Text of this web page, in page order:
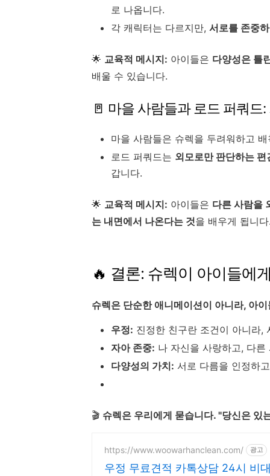
로 나옵니다.
각 캐릭터는 다르지만, 서로를 존중
🌟 교육적 메시지: 아이들은 다양성은 틀
배울 수 있습니다.
🚪 마을 사람들과 로드 퍼쿼
마을 사람들은 슈렉을 두려워하고
로드 퍼쿼드는 외모로만 판단하는
갑니다.
🌟 교육적 메시지: 아이들은 다른 사람을
는 내면에서 나온다는 것을 배우게 됩니
🔥 결론: 슈렉이 아이들에
슈렉은 단순한 애니메이션이 아니라, 아
우정: 진정한 친구란 조건이 아니라,
자아 존중: 나 자신을 사랑하고, 다
다양성의 가치: 서로 다름을 인정하
🎬 슈렉은 우리에게 묻습니다. "당신은 있
https://www.woowarhanclean.com/ 광고
우정 무료견적 카톡상담 24시 비